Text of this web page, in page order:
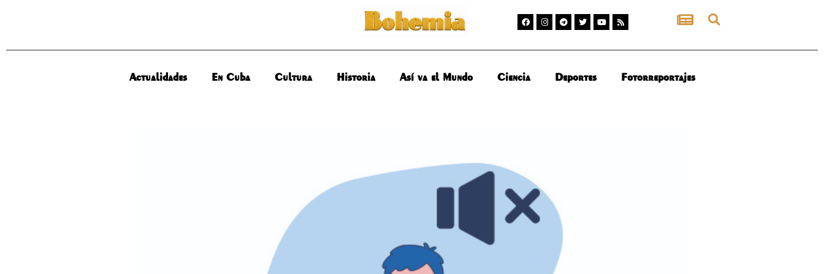
Actualidades En Cuba Cultura Historia Así va el Mundo Ciencia Deportes Fotorreportajes